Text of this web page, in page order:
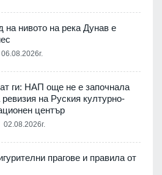
на нивото на река Дунав е
06.08.2026г.
ги: НАП още не е започнала
на Руския културно-
център
02.08.2026г.
прагове и правила от